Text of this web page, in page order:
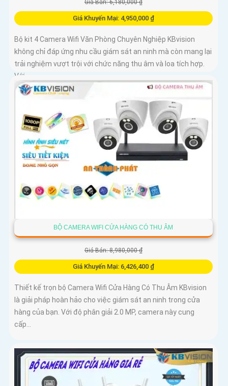
Giá Bán: 6,180,000 ₫
Giá Khuyến Mại: 4,950,000 ₫
Bộ kit 4 Camera Wifi Văn Phòng Chuyên Nghiệp KBvision
không chỉ đáp ứng nhu cầu giám sát an ninh mà còn mang lại
trải nghiệm vượt trội với chức năng thu âm và loa tích hợp.
Với...
BỘ CAMERA WIFI CỬA HÀNG CÓ THU ÂM
Giá Bán: 8,980,000 ₫
Giá Khuyến Mại: 6,426,400 ₫
Thiết kế trọn bộ Camera Wifi Cửa Hàng Có Thu Âm KBvision
là giải pháp hoàn hảo cho việc giám sát an ninh trong cửa
hàng của bạn. Với độ phân giải 2.0 MP, camera này cung
cấp...